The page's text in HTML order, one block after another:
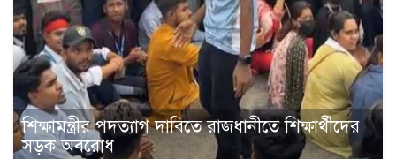
শিক্ষামন্ত্রীর পদত্যাগ দাবিতে রাজধানীতে শিক্ষার্থীদের
সড়ক অবরোধ